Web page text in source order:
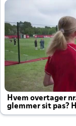
Hvem overtager
glemmer sit pas?
altid til efter